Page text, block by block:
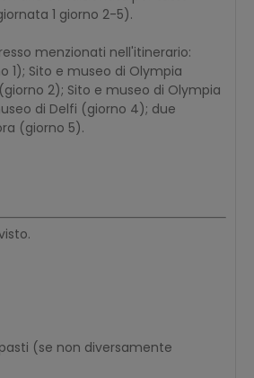
1 giorno 2-5).
menzionati nell'itinerario:
1); Sito e museo di Olympia
2); Sito e museo di Olympia
di Delfi (giorno 4); due
(giorno 5).
(se non diversamente